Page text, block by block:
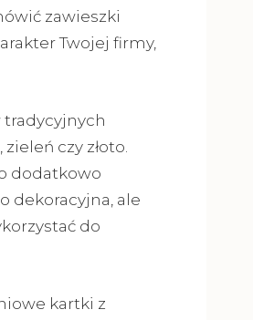
zawieszki
Twojej firmy,
tradycyjnych
czy złoto.
dodatkowo
dekoracyjna, ale
do
kartki z